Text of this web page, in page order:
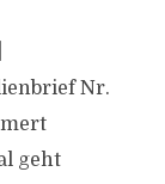
Nr.
geht